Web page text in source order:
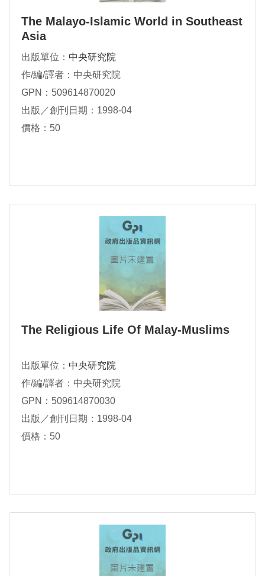
The Malayo-Islamic World in Southeast
Asia
出版單位： 中央研究院
作/編/譯者：中央研究院
GPN：509614870020
出版／創刊日期：1998-04
價格：50
The Religious Life Of Malay-Muslims
出版單位： 中央研究院
作/編/譯者：中央研究院
GPN：509614870030
出版／創刊日期：1998-04
價格：50